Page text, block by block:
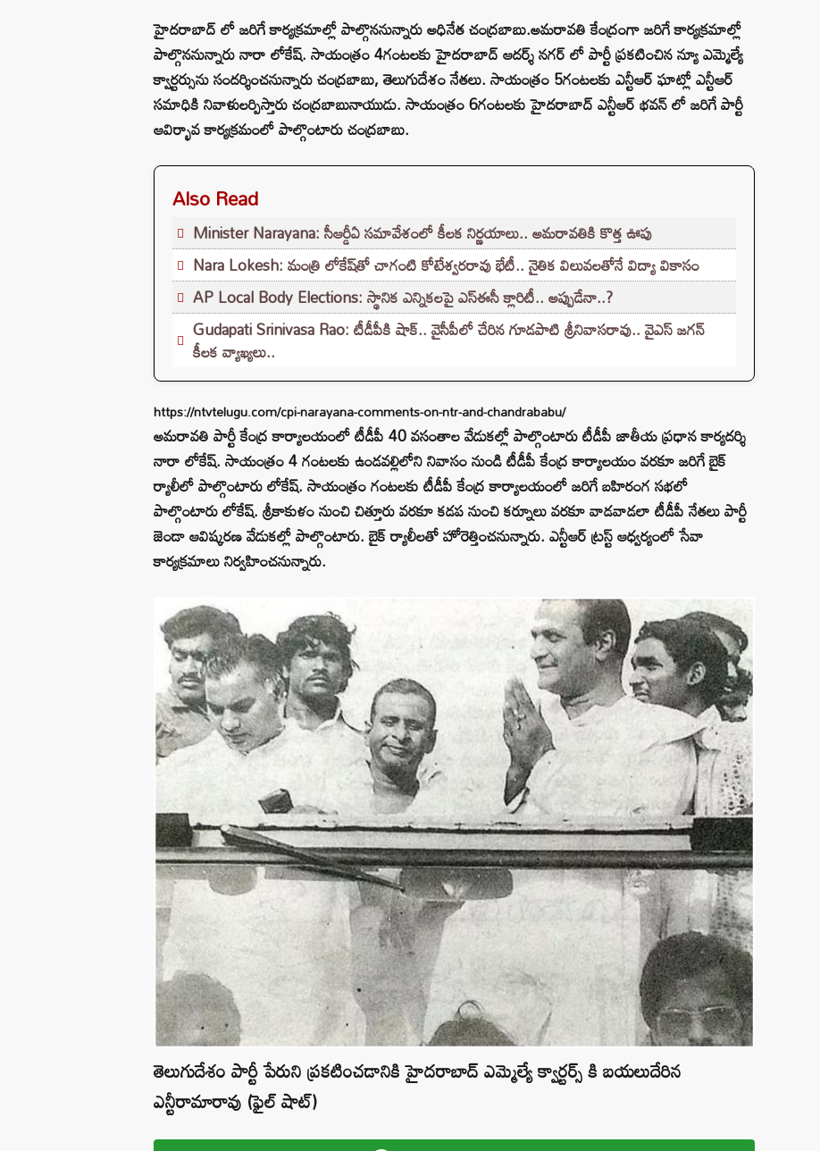
హైదరాబాద్ లో జరిగే కార్యక్రమాల్లో పాల్గొననున్నారు అధినేత చంద్రబాబు.అమరావతి కేంద్రంగా జరిగే కార్యక్రమాల్లో
పాల్గొననున్నారు నారా లోకేష్. సాయంత్రం 4గంటలకు హైదరాబాద్ ఆదర్శ్ నగర్ లో పార్టీ ప్రకటించిన న్యూ ఎమ్మెల్యే
క్వార్టర్సును సందర్శించనున్నారు చంద్రబాబు, తెలుగుదేశం నేతలు. సాయంత్రం 5గంటలకు ఎన్టీఆర్ ఘాట్లో ఎన్టీఆర్
సమాధికి నివాళులర్పిస్తారు చంద్రబాబునాయుడు. సాయంత్రం 6గంటలకు హైదరాబాద్ ఎన్టీఆర్ భవన్ లో జరిగే పార్టీ
ఆవిర్భావ కార్యక్రమంలో పాల్గొంటారు చంద్రబాబు.
Also Read
Minister Narayana: సీఆర్డీఏ సమావేశంలో కీలక నిర్ణయాలు.. అమరావతికి కొత్త ఊపు
Nara Lokesh: మంత్రి లోకేష్‌తో చాగంటి కోటేశ్వరరావు భేటీ.. నైతిక విలువలతోనే విద్యా వికాసం
AP Local Body Elections: స్థానిక ఎన్నికలపై ఎస్ఈసీ క్లారిటీ.. అప్పుడేనా..?
Gudapati Srinivasa Rao: టీడీపీకి షాక్‌.. వైసీపీలో చేరిన గూడపాటి శ్రీనివాసరావు.. వైఎస్‌ జగన్‌
కీలక వ్యాఖ్యలు..
https://ntvtelugu.com/cpi-narayana-comments-on-ntr-and-chandrababu/
అమరావతి పార్టీ కేంద్ర కార్యాలయంలో టీడీపీ 40 వసంతాల వేడుకల్లో పాల్గొంటారు టీడీపీ జాతీయ ప్రధాన కార్యదర్శి
నారా లోకేష్. సాయంత్రం 4 గంటలకు ఉండవల్లిలోని నివాసం నుండి టీడీపీ కేంద్ర కార్యాలయం వరకూ జరిగే బైక్
ర్యాలీలో పాల్గొంటారు లోకేష్. సాయంత్రం గంటలకు టీడీపీ కేంద్ర కార్యాలయంలో జరిగే బహిరంగ సభలో
పాల్గొంటారు లోకేష్. శ్రీకాకుళం నుంచి చిత్తూరు వరకూ కడప నుంచి కర్నూలు వరకూ వాడవాడలా టీడీపీ నేతలు పార్టీ
జెండా ఆవిష్కరణ వేడుకల్లో పాల్గొంటారు. బైక్ ర్యాలీలతో హోరెత్తించనున్నారు. ఎన్టీఆర్ ట్రస్ట్ ఆధ్వర్యంలో సేవా
కార్యక్రమాలు నిర్వహించనున్నారు.
తెలుగుదేశం పార్టీ పేరుని ప్రకటించడానికి హైదరాబాద్ ఎమ్మెల్యే క్వార్టర్స్ కి బయలుదేరిన
ఎన్టీరామారావు (ఫైల్ షాట్)